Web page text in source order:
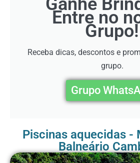
Ganhe
Entre no
Grupo!
Receba dicas, descontos e
grupo.
Grupo
Piscinas aquecidas -
Balneário